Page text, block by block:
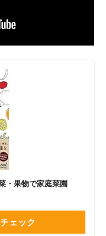
・果物で家庭菜園
ェック